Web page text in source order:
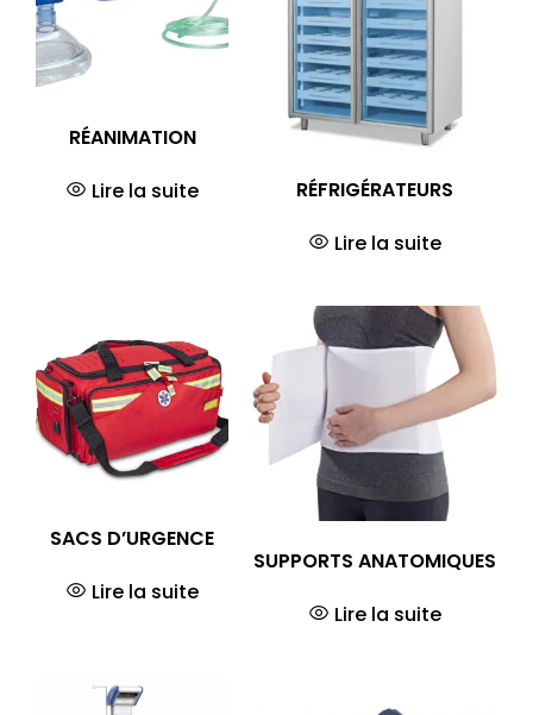
RÉANIMATION
Lire la suite
RÉFRIGÉRATEURS
Lire la suite
SACS D’URGENCE
Lire la suite
SUPPORTS ANATOMIQUES
Lire la suite